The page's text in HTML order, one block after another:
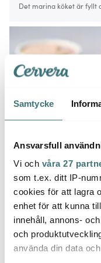
Samtycke
Ansvarsfull
Vi och våra 27
som t.ex. ditt IP-
cookies för att lagra
enhet för att kunna
innehåll, annons-
och
använda din data
Det marina köket är fyllt
Falukorvsresterna kan
För